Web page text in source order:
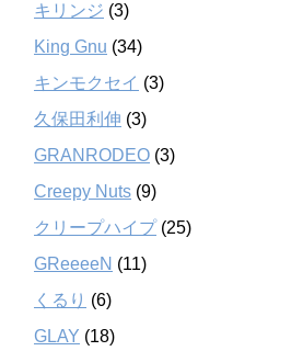
キリンジ (3)
King Gnu (34)
キンモクセイ (3)
久保田利伸 (3)
GRANRODEO (3)
Creepy Nuts (9)
クリープハイプ(25)
GReeeeN (11)
くるり (6)
GLAY (18)